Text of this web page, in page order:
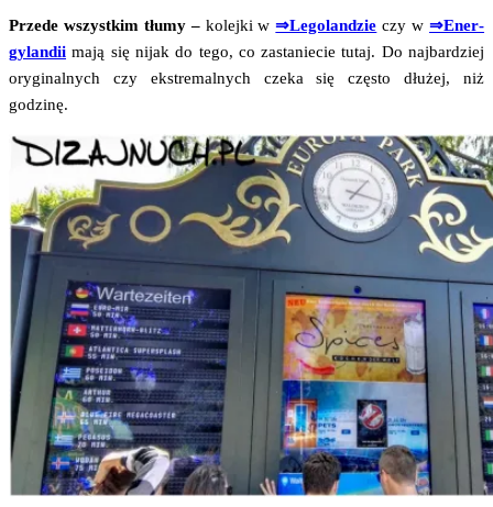
Przede wszyst­kim tłu­my – kolej­ki w⇒Lego­lan­dzie czy w⇒Ener­
gy­lan­dii mają się nijak do tego, co zasta­nie­cie tutaj. Do naj­bar­dziej
ory­gi­nal­nych czy eks­tre­mal­nych cze­ka się czę­sto dłu­żej, niż
godzinę.